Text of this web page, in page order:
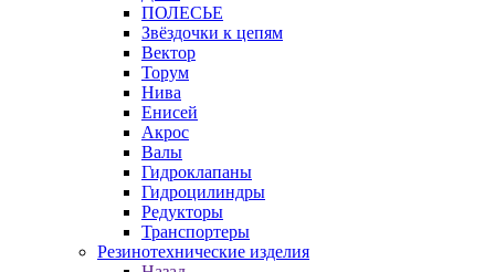
ПОЛЕСЬЕ
Звёздочки к цепям
Вектор
Торум
Нива
Енисей
Акрос
Валы
Гидроклапаны
Гидроцилиндры
Редукторы
Транспортеры
Резинотехнические изделия